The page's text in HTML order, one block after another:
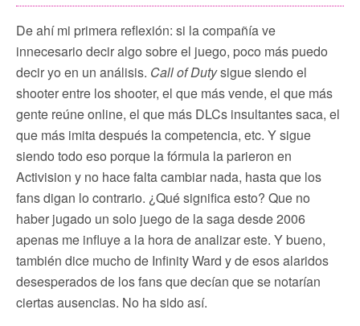
De ahí mi primera reflexión: si la compañía ve
innecesario decir algo sobre el juego, poco más puedo
decir yo en un análisis. Call of Dutysigue siendo el
shooter entre los shooter, el que más vende, el que más
gente reúne online, el que más DLCs insultantes saca, el
que más imita después la competencia, etc. Y sigue
siendo todo eso porque la fórmula la parieron en
Activision y no hace falta cambiar nada, hasta que los
fans digan lo contrario. ¿Qué significa esto? Que no
haber jugado un solo juego de la saga desde 2006
apenas me influye a la hora de analizar este. Y bueno,
también dice mucho de Infinity Ward y de esos alaridos
desesperados de los fans que decían que se notarían
ciertas ausencias. No ha sido así.